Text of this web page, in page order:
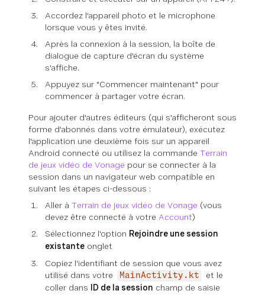
Accordez l'appareil photo et le microphone
lorsque vous y êtes invité.
Après la connexion à la session, la boîte de
dialogue de capture d'écran du système
s'affiche.
Appuyez sur "Commencer maintenant" pour
commencer à partager votre écran.
Pour ajouter d'autres éditeurs (qui s'afficheront sous
forme d'abonnés dans votre émulateur), exécutez
l'application une deuxième fois sur un appareil
Android connecté ou utilisez la commande Terrain
de jeux vidéo de Vonage pour se connecter à la
session dans un navigateur web compatible en
suivant les étapes ci-dessous :
Aller à Terrain de jeux vidéo de Vonage (vous
devez être connecté à votre Account)
Sélectionnez l'option Rejoindre une session
existante onglet
Copiez l'identifiant de session que vous avez
utilisé dans votre
MainActivity.kt
et le
coller dans
ID de la session champ de saisie